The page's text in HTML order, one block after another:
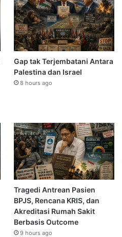
Gap tak Terjembatani Antara
Palestina dan Israel
8 hours ago
Tragedi Antrean Pasien
BPJS, Rencana KRIS, dan
Akreditasi Rumah Sakit
Berbasis Outcome
9 hours ago